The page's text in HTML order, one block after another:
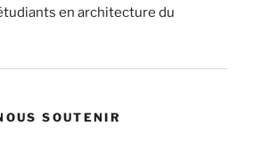
en architecture du
SOUTENIR